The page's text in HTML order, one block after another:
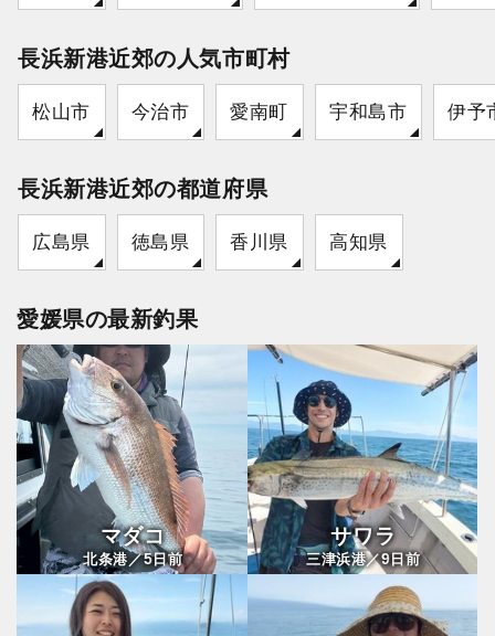
長浜新港近郊の人気市町村
松山市 今治市 愛南町 宇和島市 伊予
長浜新港近郊の都道府県
広島県 徳島県 香川県 高知県
愛媛県の最新釣果
マダコ
北条港／5日前
サワラ
三津浜港／9日前